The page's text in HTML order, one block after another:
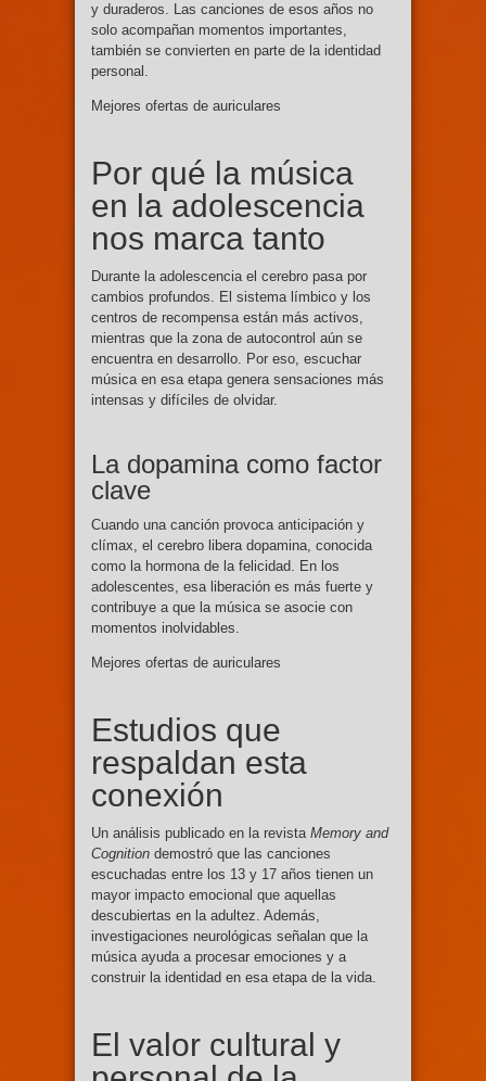
y duraderos. Las canciones de esos años no
solo acompañan momentos importantes,
también se convierten en parte de la identidad
personal.
Mejores ofertas de auriculares
Por qué la música
en la adolescencia
nos marca tanto
Durante la adolescencia el cerebro pasa por
cambios profundos. El sistema límbico y los
centros de recompensa están más activos,
mientras que la zona de autocontrol aún se
encuentra en desarrollo. Por eso, escuchar
música en esa etapa genera sensaciones más
intensas y difíciles de olvidar.
La dopamina como factor
clave
Cuando una canción provoca anticipación y
clímax, el cerebro libera dopamina, conocida
como la hormona de la felicidad. En los
adolescentes, esa liberación es más fuerte y
contribuye a que la música se asocie con
momentos inolvidables.
Mejores ofertas de auriculares
Estudios que
respaldan esta
conexión
Un análisis publicado en la revista Memory and
Cognition demostró que las canciones
escuchadas entre los 13 y 17 años tienen un
mayor impacto emocional que aquellas
descubiertas en la adultez. Además,
investigaciones neurológicas señalan que la
música ayuda a procesar emociones y a
construir la identidad en esa etapa de la vida.
El valor cultural y